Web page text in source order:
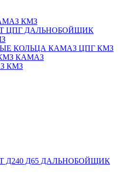
КМЗ
ЦПГ ДАЛЬНОБОЙЩИК
КОЛЬЦА КАМАЗ ЦПГ КМЗ
КАМАЗ
КМЗ
Д240 Д65 ДАЛЬНОБОЙЩИК